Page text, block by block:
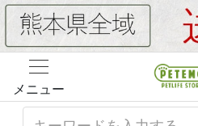
メニュー